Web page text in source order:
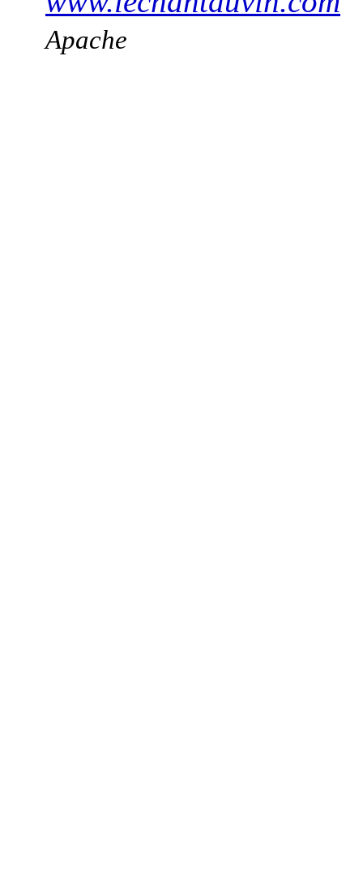
Apache